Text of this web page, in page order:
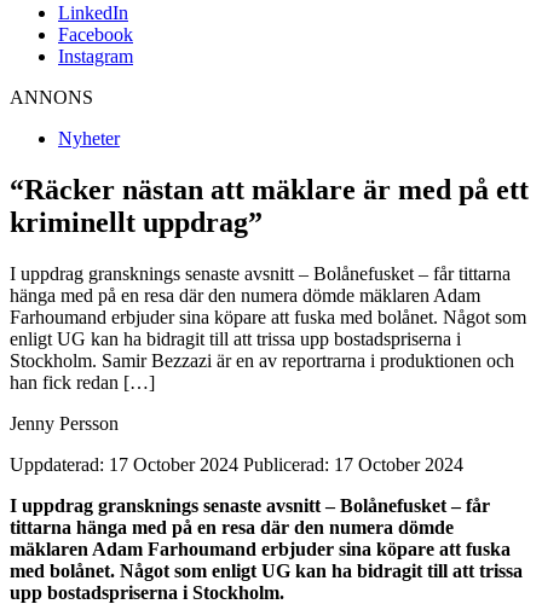
LinkedIn
Facebook
Instagram
ANNONS
Nyheter
“Räcker nästan att mäklare är med på ett
kriminellt uppdrag”
I uppdrag gransknings senaste avsnitt – Bolånefusket – får tittarna
hänga med på en resa där den numera dömde mäklaren Adam
Farhoumand erbjuder sina köpare att fuska med bolånet. Något som
enligt UG kan ha bidragit till att trissa upp bostadspriserna i
Stockholm. Samir Bezzazi är en av reportrarna i produktionen och
han fick redan […]
Jenny Persson
Uppdaterad: 17 October 2024 Publicerad: 17 October 2024
I uppdrag gransknings senaste avsnitt – Bolånefusket – får
tittarna hänga med på en resa där den numera dömde
mäklaren Adam Farhoumand erbjuder sina köpare att fuska
med bolånet. Något som enligt UG kan ha bidragit till att trissa
upp bostadspriserna i Stockholm.